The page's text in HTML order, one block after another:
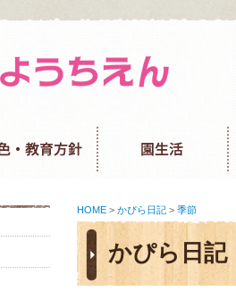
HOME > かぴら日記 > 季節
かぴら日記